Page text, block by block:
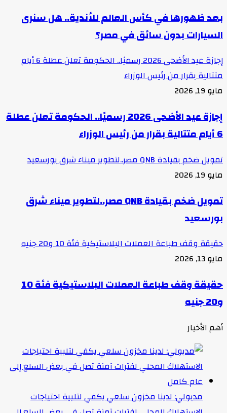
بعد ظهورها في كأس العالم للأندية.. هل سنرى
السيارات بدون سائق في مصر؟
إجازة عيد الأضحى 2026 رسميًا.. الحكومة تعلن عطلة 6 أيام
متتالية بقرار من رئيس الوزراء
مايو 19, 2026
إجازة عيد الأضحى 2026 رسميًا.. الحكومة تعلن عطلة
6 أيام متتالية بقرار من رئيس الوزراء
تمويل ضخم بقيادة QNB مصر..لتطوير ميناء شرق بورسعيد
مايو 19, 2026
تمويل ضخم بقيادة QNB مصر..لتطوير ميناء شرق
بورسعيد
حقيقة وقف طباعة العملات البلاستيكية فئة 10 و20 جنيه
مايو 13, 2026
حقيقة وقف طباعة العملات البلاستيكية فئة 10
و20 جنيه
أهم الأخبار
مدبولي: لدينا مخزون سلعي يكفي لتلبية احتياجات